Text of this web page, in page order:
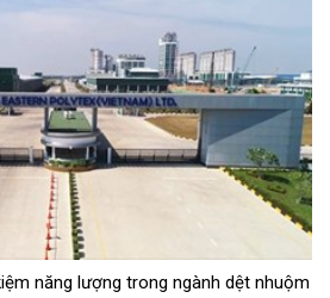
năng lượng trong ngành dệt nhuộm